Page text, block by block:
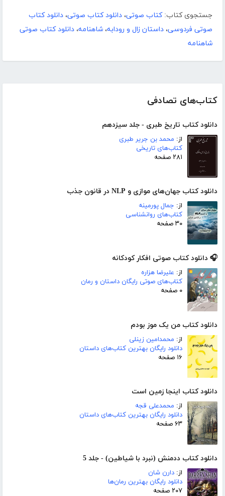
کتاب‌های تصادفی
دانلود کتاب تاریخ طبری - جلد سیزدهم
از: محمد بن جریر طبری
کتاب‌های تاریخی
۲۸۱ صفحه
دانلود کتاب جهان‌های موازی و NLP در قانون جذب
از: جمال پورمینه
کتاب‌های روانشناسی
۳۰ صفحه
🎧 دانلود کتاب صوتی افکار کودکانه
از: علیرضا هزاره
کتاب‌های صوتی رایگان داستان و رمان
۰ صفحه
دانلود کتاب من یک موز بودم
از: محمدامین زینلی
دانلود رایگان بهترین کتاب‌های داستان
۱۶ صفحه
دانلود کتاب اینجا زمین است
از: محمدعلی قجه
دانلود رایگان بهترین کتاب‌های داستان
۶۳ صفحه
دانلود کتاب ددمنش (نبرد با شیاطین) - جلد 5
از: دارن شان
دانلود رایگان بهترین رمان‌ها
۲۰۷ صفحه
جستجوی کتاب: کتاب صوتی، دانلود کتاب صوتی، دانلود کتاب
صوتی فردوسی، داستان زال و رودابه، شاهنامه، دانلود کتاب صوتی
شاهنامه